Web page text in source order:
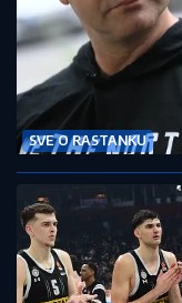
SVE O RASTANKU